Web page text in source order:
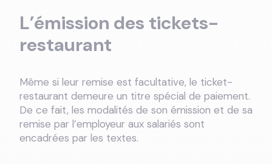
L’émission des tickets-
restaurant
Même si leur remise est facultative, le ticket-
restaurant demeure un titre spécial de paiement.
De ce fait, les modalités de son émission et de sa
remise par l’employeur aux salariés sont
encadrées par les textes.